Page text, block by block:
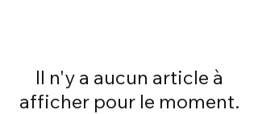
Il n'y a aucun article à
afficher pour le moment.